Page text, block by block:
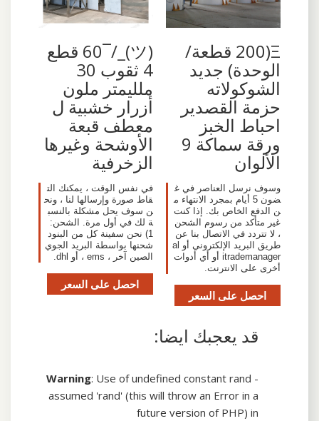
Ξ(200 قطعة/
الوحدة) جديد
الشوكولاته
حزمة القصدير
احباط الخبز
ورقة سماكة 9
الألوان
وسوف نرسل العناصر في غ
ضون 5 أيام بمجرد الانتهاء م
ن الدفع الخاص بك. إذا كنت
غير متأكد من رسوم الشحن
، لا تتردد في الاتصال بنا عن
طريق البريد الإلكتروني أو al
itrademanager أو أي أدوات
أخرى على الانترنت.
احصل على السعر
(ツ)_/¯60 قطع
4 ثقوب 30
ملليمتر ملون
أزرار خشبية ل
معطف قبعة
الأوشحة وغيرها
الزخرفية
في نفس الوقت ، يمكنك الت
قاط صورة وإرسالها لنا ، ونح
ن سوف يحل مشكلة بالنسب
ة لك في أول مرة. الشحن:
1) نحن سفينة كل من البنود
شحنها بواسطة البريد الجوي
الصين آخر ، ems ، أو dhl.
احصل على السعر
قد يعجبك ايضا:
Warning: Use of undefined constant rand -
assumed 'rand' (this will throw an Error in a
future version of PHP) in